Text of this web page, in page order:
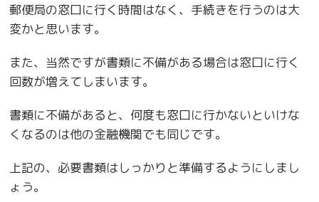
郵便局の窓口に行く時間はなく、手続きを行うのは大
変かと思います。
また、当然ですが書類に不備がある場合は窓口に行く
回数が増えてしまいます。
書類に不備があると、何度も窓口に行かないといけな
くなるのは他の金融機関でも同じです。
上記の、必要書類はしっかりと準備するようにしまし
ょう。